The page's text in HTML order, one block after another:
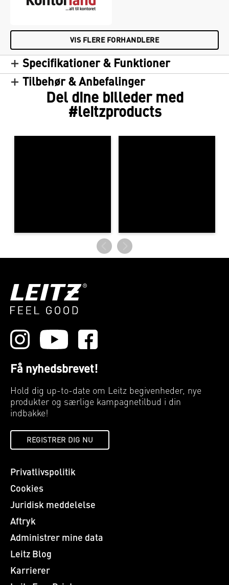
VIS FLERE FORHANDLERE
Specifikationer & Funktioner
Tilbehør & Anbefalinger
Del dine billeder med
#leitzproducts
Få nyhedsbrevet!
Hold dig up-to-date om Leitz begivenheder, nye
produkter og særlige kampagnetilbud i din
indbakke!
REGISTRER DIG NU
Privatlivspolitik
Cookies
Juridisk meddelelse
Aftryk
Administrer mine data
Leitz Blog
Karrierer